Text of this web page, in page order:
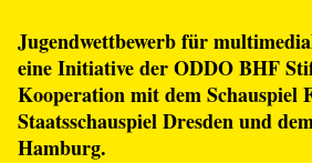
Jugendwettbewerb für
eine Initiative derODDO BHF
Kooperation mit demSchauspiel
Staatsschauspiel Dresden und
Hamburg.